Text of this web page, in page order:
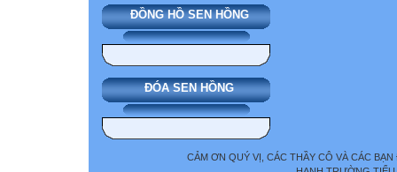
ĐỒNG HỒ SEN HỒNG
ĐÓA SEN HỒNG
CẢM ƠN QUÝ VỊ, CÁC THẦY CÔ VÀ CÁC